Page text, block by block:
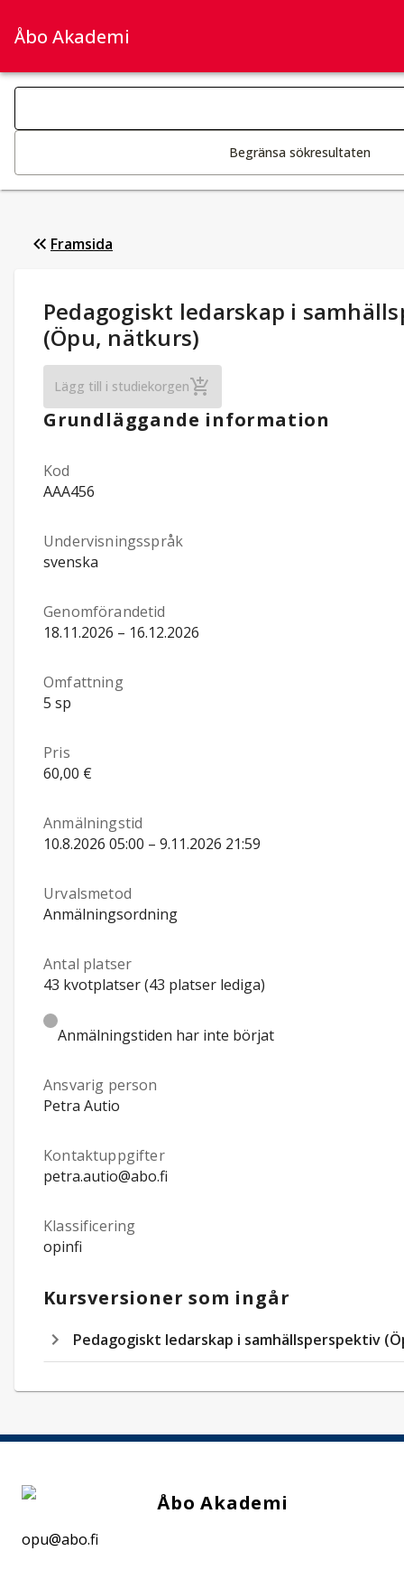
Åbo Akademi
Sök­kategorier
Begränsa sökresultaten
Framsida
Studieuppgifter:
Pedagogiskt ledarskap i
(Öpu, nätkurs)
Lägg till i studiekorgenPedagogiskt ledarskap i
Grundläggande information
Kod
AAA456
Undervisningsspråk
svenska
Genomförandetid
18.11.2026 – 16.12.2026
Omfattning
5 sp
Pris
60,00 €
Anmälningstid
10.8.2026 05:00 – 9.11.2026 21:59
Urvalsmetod
Anmälningsordning
Antal platser
43 kvotplatser (43 platser lediga)
Anmälningstiden har inte börjat
Ansvarig person
Petra Autio
Kontaktuppgifter
petra.autio@abo.fi
Klassificering
opinfi
Kursversioner som ingår
Pedagogiskt ledarskap i samhällsperspektiv
Åbo Akademi
opu@abo.fi